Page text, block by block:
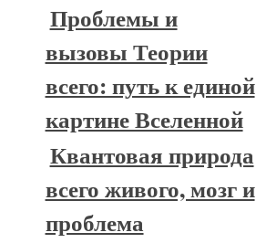
Проблемы и
вызовы Теории
всего: путь к единой
картине Вселенной
Квантовая природа
всего живого, мозг и
проблема